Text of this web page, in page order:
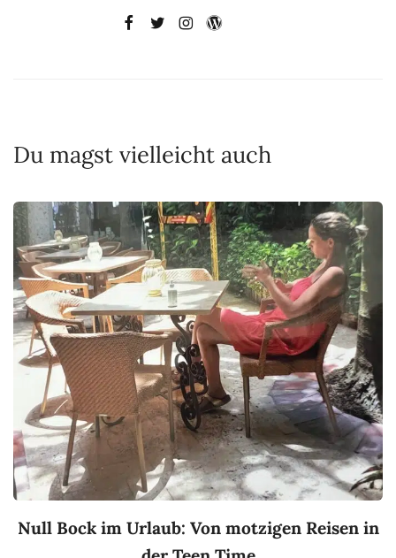
Du magst vielleicht auch
Null Bock im Urlaub: Von motzigen Reisen in